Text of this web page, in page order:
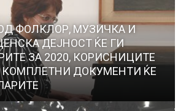
ФОЛКЛОР, МУЗИЧКА И
ДЕЈНОСТ ЌЕ ГИ
ЗА 2020, КОРИСНИЦИТЕ
КОМПЛЕТНИ ДОКУМЕНТИ ЌЕ